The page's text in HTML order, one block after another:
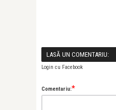
LASĂ UN COMENTARIU:
Login cu Facebook
Comentariu:*